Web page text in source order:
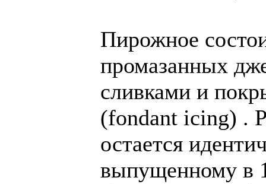
Пирожное
промазанных
сливками и
(fondant icing) .
остается
выпущенному в